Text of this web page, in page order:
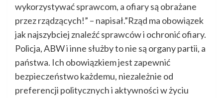
wykorzystywać sprawcom, a ofiary są obrażane
przez rządzących!” – napisał.”Rząd ma obowiązek
jak najszybciej znaleźć sprawców i ochronić ofiary.
Policja, ABW i inne służby to nie są organy partii, a
państwa. Ich obowiązkiem jest zapewnić
bezpieczeństwo każdemu, niezależnie od
preferencji politycznych i aktywności w życiu